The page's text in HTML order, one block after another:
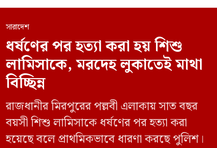
সারাদেশ
ধর্ষণের পর হত্যা করা হয় শিশু
লামিসাকে, মরদেহ লুকাতেই মাথা
বিচ্ছিন্ন
রাজধানীর মিরপুরের পল্লবী এলাকায় সাত বছর
বয়সী শিশু লামিসাকে ধর্ষণের পর হত্যা করা
হয়েছে বলে প্রাথমিকভাবে ধারণা করছে পুলিশ।